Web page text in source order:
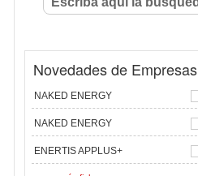
Novedades de Empresas
NAKED ENERGY
NAKED ENERGY
ENERTIS APPLUS+